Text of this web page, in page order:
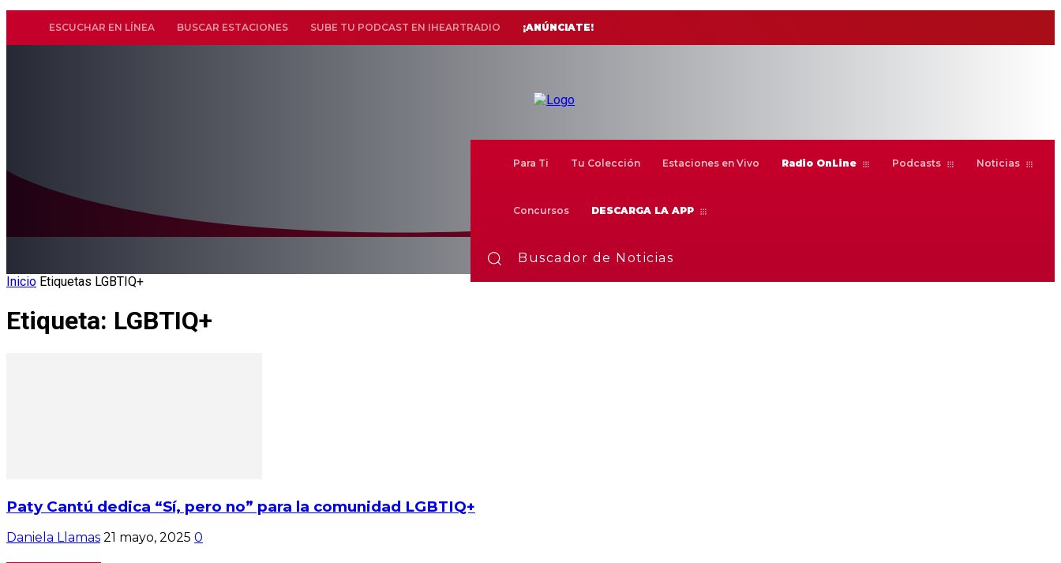
ESCUCHAR EN LÍNEA BUSCAR ESTACIONES SUBE TU PODCAST EN IHEARTRADIO ¡ANÚNCIATE!
Para Ti Tu Colección Estaciones en Vivo Radio OnLine Podcasts Noticias
Concursos DESCARGA LA APP
Buscador de Noticias
Inicio Etiquetas LGBTIQ+
Etiqueta: LGBTIQ+
Paty Cantú dedica “Sí, pero no” para la comunidad LGBTIQ+
Daniela Llamas 21 mayo, 2025 0